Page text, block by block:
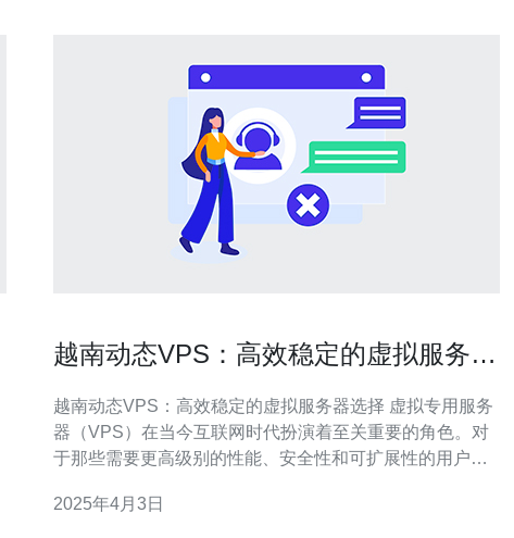
越南动态VPS：高效稳定的虚拟服务器
越南动态VPS：高效稳定的虚拟服务器选择 虚拟专用服务
器（VPS）在当今互联网时代扮演着至关重要的角色。对
于那些需要更高级别的性能、安全性和可扩展性的用户来
讨其高效稳定的特点，并解释为什么它是一个值得考虑的
2025年4月3日